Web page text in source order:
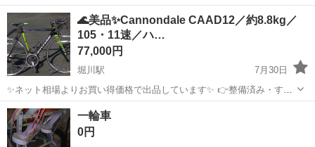
たが、購入後すぐに車を譲り受けることになり、乗る機会がほとんど
なくなったため出品します。 使用回数は数回程度で、かなり綺麗な状
態です。 7段変速...
熊本 熊本市 南熊本駅
🌊美品✨️Cannondale CAAD12／約8.8kg／
105・11速／ハ…
77,000円
堀川駅
7月30日
✨ネット相場よりお買い得価格で出品しています✨ 👉整備済み・すぐ
乗れる状態です！ Cannondale（キャノンデール）のハイエンドアルミ
熊本 熊本市 堀川駅
一輪車
0円